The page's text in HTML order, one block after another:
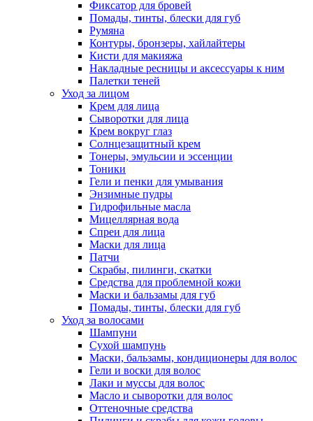
Фиксатор для бровей
Помады, тинты, блески для губ
Румяна
Контуры, бронзеры, хайлайтеры
Кисти для макияжа
Накладные ресницы и аксессуары к ним
Палетки теней
Уход за лицом
Крем для лица
Сыворотки для лица
Крем вокруг глаз
Солнцезащитный крем
Тонеры, эмульсии и эссенции
Тоники
Гели и пенки для умывания
Энзимные пудры
Гидрофильные масла
Мицеллярная вода
Спреи для лица
Маски для лица
Патчи
Скрабы, пилинги, скатки
Средства для проблемной кожи
Маски и бальзамы для губ
Помады, тинты, блески для губ
Уход за волосами
Шампуни
Сухой шампунь
Маски, бальзамы, кондиционеры для волос
Гели и воски для волос
Лаки и муссы для волос
Масло и сыворотки для волос
Оттеночные средства